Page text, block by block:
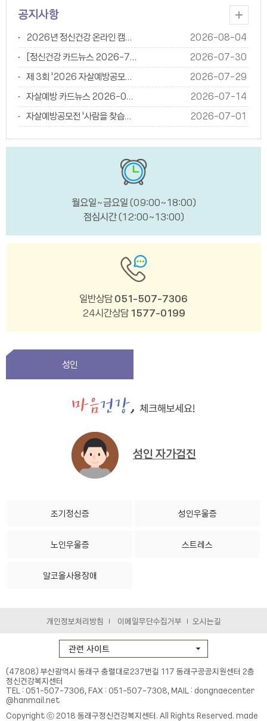
공지사항
2026년 정신건강 온라인 캠페인 [마음, 칸...
2026-08-04
[정신건강 카드뉴스 2026-7호] 재난경험...
2026-07-30
제 3회 '2026 자살예방공모전' 결과발표
2026-07-29
자살예방 카드뉴스 2026-07 '자살유족 원...
2026-07-14
자살예방공모전 '사람을 찾습니다!'
2026-07-01
월요일~금요일 (09:00~18:00)
점심시간 (12:00~13:00)
일반상담051-507-7306
24시간상담 1577-0199
성인
성인 자가검진
조기정신증 성인우울증
노인우울증 스트레스
알코올사용장애
개인정보처리방침 이메일무단수집거부 오시는길
(47808) 부산광역시 동래구 충렬대로237번길 117 동래구공공지원센터 2층
정신건강복지센터
TEL : 051-507-7306, FAX : 051-507-7308, MAIL : dongnaecenter
@hanmail.net
Copyright ⓒ 2018 동래구정신건강복지센터. All Rights Reserved. made